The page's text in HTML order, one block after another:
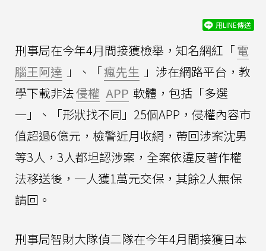
用LINE傳送
刑事局在今年4月間接獲檢舉，知名網紅「電
腦王阿達 」、「瘋先生 」涉在網路平台，教
學下載非法侵權 APP 軟體，包括「多選
一」、「形狀找不同」25個APP，侵權內容市
值超過6億元，檢警近月收網，帶回涉案沈男
等3人，3人都坦認涉案，全案依違反著作權
法移送後，一人獲1萬元交保，其餘2人無保
請回。
刑事局智財大隊偵二隊在今年4月間接獲日本